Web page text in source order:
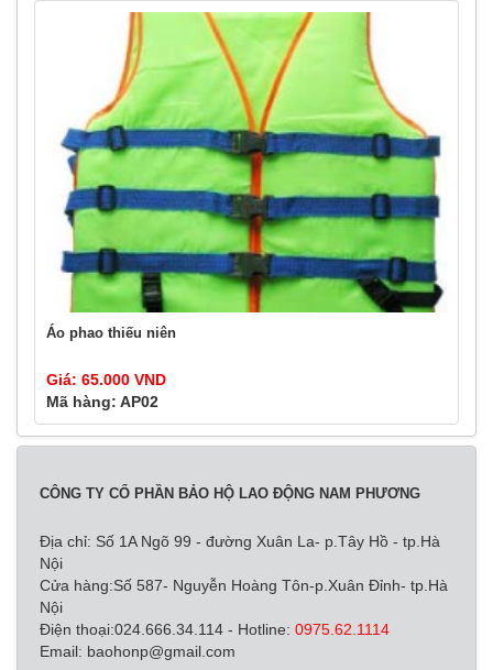
Áo phao thiếu niên
Giá: 65.000 VND
Mã hàng: AP02
CÔNG TY CỔ PHẦN BẢO HỘ LAO ĐỘNG NAM PHƯƠNG
Địa chỉ: Số 1A Ngõ 99 - đường Xuân La- p.Tây Hồ - tp.Hà
Nội
Cửa hàng:Số 587- Nguyễn Hoàng Tôn-p.Xuân Đỉnh- tp.Hà
Nội
Điện thoại:024.666.34.114 - Hotline: 0975.62.1114
Email: baohonp@gmail.com